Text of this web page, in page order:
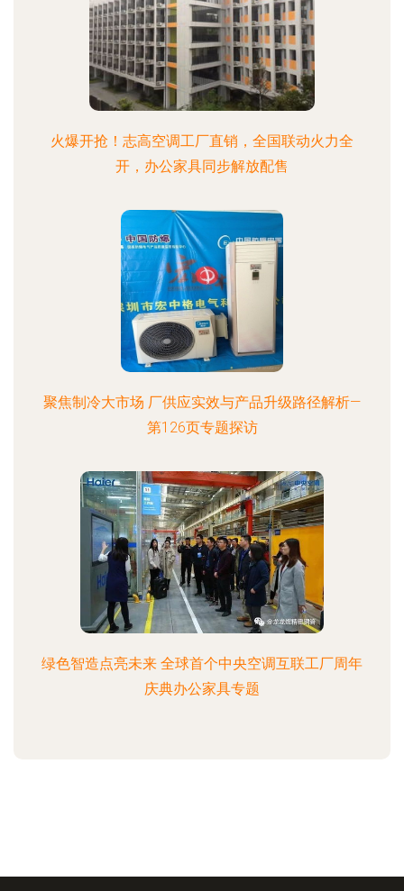
火爆开抢！志高空调工厂直销，全国联动火力全
开，办公家具同步解放配售
聚焦制冷大市场 厂供应实效与产品升级路径解析—
第126页专题探访
绿色智造点亮未来 全球首个中央空调互联工厂周年
庆典办公家具专题